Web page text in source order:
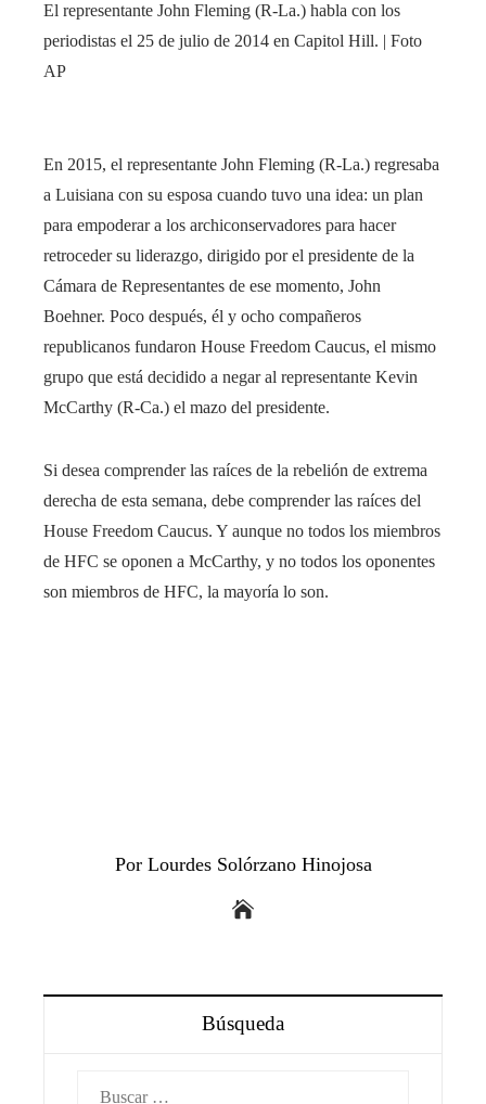
El representante John Fleming (R-La.) habla con los
periodistas el 25 de julio de 2014 en Capitol Hill. | Foto
AP
En 2015, el representante John Fleming (R-La.) regresaba
a Luisiana con su esposa cuando tuvo una idea: un plan
para empoderar a los archiconservadores para hacer
retroceder su liderazgo, dirigido por el presidente de la
Cámara de Representantes de ese momento, John
Boehner. Poco después, él y ocho compañeros
republicanos fundaron House Freedom Caucus, el mismo
grupo que está decidido a negar al representante Kevin
McCarthy (R-Ca.) el mazo del presidente.
Si desea comprender las raíces de la rebelión de extrema
derecha de esta semana, debe comprender las raíces del
House Freedom Caucus. Y aunque no todos los miembros
de HFC se oponen a McCarthy, y no todos los oponentes
son miembros de HFC, la mayoría lo son.
Por Lourdes Solórzano Hinojosa
Búsqueda